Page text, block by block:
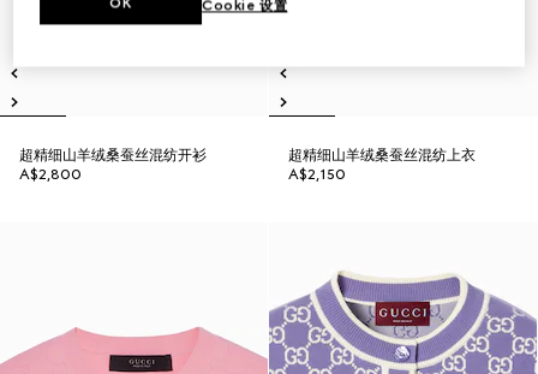
超精细山羊绒桑蚕丝混纺开衫
A$2,800
超精细山羊绒桑蚕丝混纺上衣
A$2,150
Cookie 设置
OK